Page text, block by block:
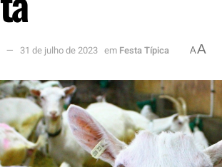
31 de julho de 2023 em Festa Típica AA